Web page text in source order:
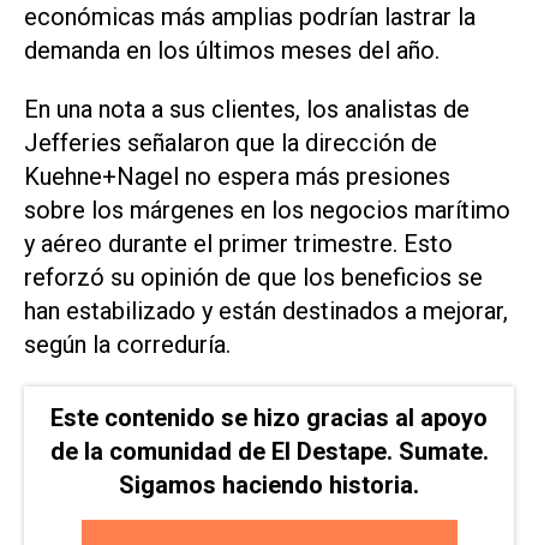
económicas más amplias podrían lastrar la
demanda en los últimos meses del año.
En una nota a sus clientes, los analistas de
Jefferies señalaron que la dirección de
Kuehne+Nagel no espera más presiones
sobre los márgenes en los negocios marítimo
y aéreo durante el primer trimestre. Esto
reforzó ​su opinión de que los ⁠beneficios se
han estabilizado y están destinados a mejorar,
según la correduría.
Este contenido se hizo gracias al apoyo
de la comunidad de El Destape. Sumate.
Sigamos haciendo historia.